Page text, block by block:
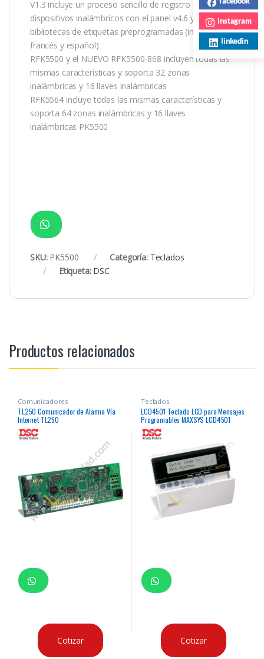
V1.3 incluye un proceso sencillo de registro de
dispositivos inalámbricos con el panel v4.6 y
bibliotecas de etiquetas preprogramadas (inglés,
francés y español)
RFK5500 y el NUEVO RFK5500-868 incluyen todas las
mismas características y soporta 32 zonas
inalámbricas y 16 llaves inalámbricas
RFK5564 incluye todas las mismas características y
soporta 64 zonas inalámbricas y 16 llaves
inalámbricas PK5500
SKU: PK5500 Categoría: Teclados
Etiqueta: DSC
Productos relacionados
Comunicadores
TL250 Comunicador de Alarma Vía
Internet TL250
Cotizar
Teclados
LCD4501 Teclado LCD para Mensajes
Programables MAXSYS LCD4501
Cotizar
instagram
linkedin